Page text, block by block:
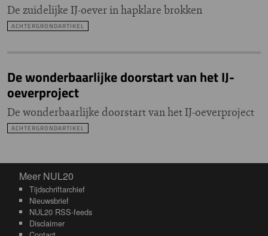
De zuidelijke IJ-oever in hapklare brokken
ACHTERGRONDARTIKEL
De wonderbaarlijke doorstart van het IJ-
oeverproject
De wonderbaarlijke doorstart van het IJ-oeverproject
ACHTERGRONDARTIKEL
Meer NUL20
Meer NUL20
Tijdschriftarchief
Nieuwsbrief
NUL20 RSS-feeds
Disclaimer